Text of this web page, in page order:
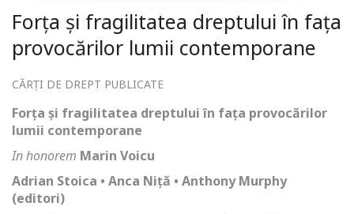
Forța și fragilitatea dreptului în fața
provocărilor lumii contemporane
CĂRȚI DE DREPT PUBLICATE
Forța și fragilitatea dreptului în fața provocărilor
lumii contemporane
In honorem Marin Voicu
Adrian Stoica • Anca Niță • Anthony Murphy
(editori)